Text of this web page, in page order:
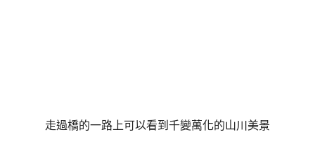
走過橋的一路上可以看到千變萬化的山川美景